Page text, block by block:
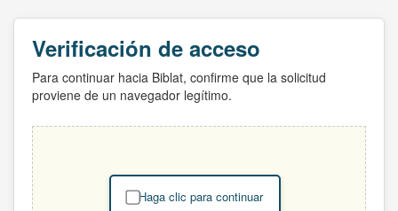
Verificación de acceso
Para continuar hacia Biblat, confirme que la solicitud
proviene de un navegador legítimo.
Haga clic para continuar